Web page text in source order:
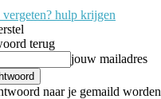
hulp krijgen
terug
jouw mailadres
naar je gemaild worden